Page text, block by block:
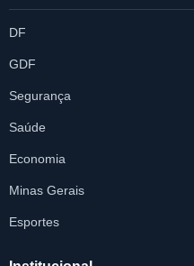
DF
GDF
Segurança
Saúde
Economia
Minas Gerais
Esportes